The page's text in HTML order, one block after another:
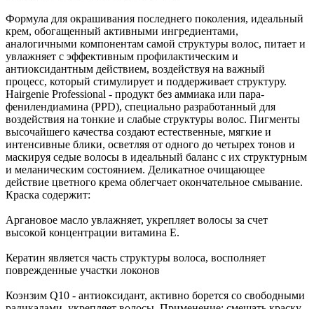
Формула для окрашивания последнего поколения, идеальный
крем, обогащенный активными ингредиентами,
аналогичными компонентам самой структуры волос, питает и
увлажняет с эффективным профилактическим и
антиоксидантным действием, воздействуя на важный
процесс, который стимулирует и поддерживает структуру.
Hairgenie Professional - продукт без аммиака или пара-
фенилендиамина (PPD), специально разработанный для
воздействия на тонкие и слабые структуры волос. Пигменты
высочайшего качества создают естественные, мягкие и
интенсивные блики, осветляя от одного до четырех тонов и
маскируя седые волосы в идеальный баланс с их структурным
и меланическим состоянием. Деликатное очищающее
действие цветного крема облегчает окончательное смывание.
Краска содержит:
Аргановое масло увлажняет, укрепляет волосы за счет
высокой концентрации витамина Е.
Кератин является часть структуры волоса, восполняет
поврежденные участки локонов
Коэнзим Q10 - антиоксидант, активно борется со свободными